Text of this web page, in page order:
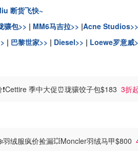
断货飞快~
骧包>> | MM6马吉拉>> |Acne Studios>>
| 巴黎世家>> | Diesel>> | Loewe罗意威
季中大促⏰珑骧饺子包$183 3折
绒服疯价捡漏💥Moncler羽绒马甲$800